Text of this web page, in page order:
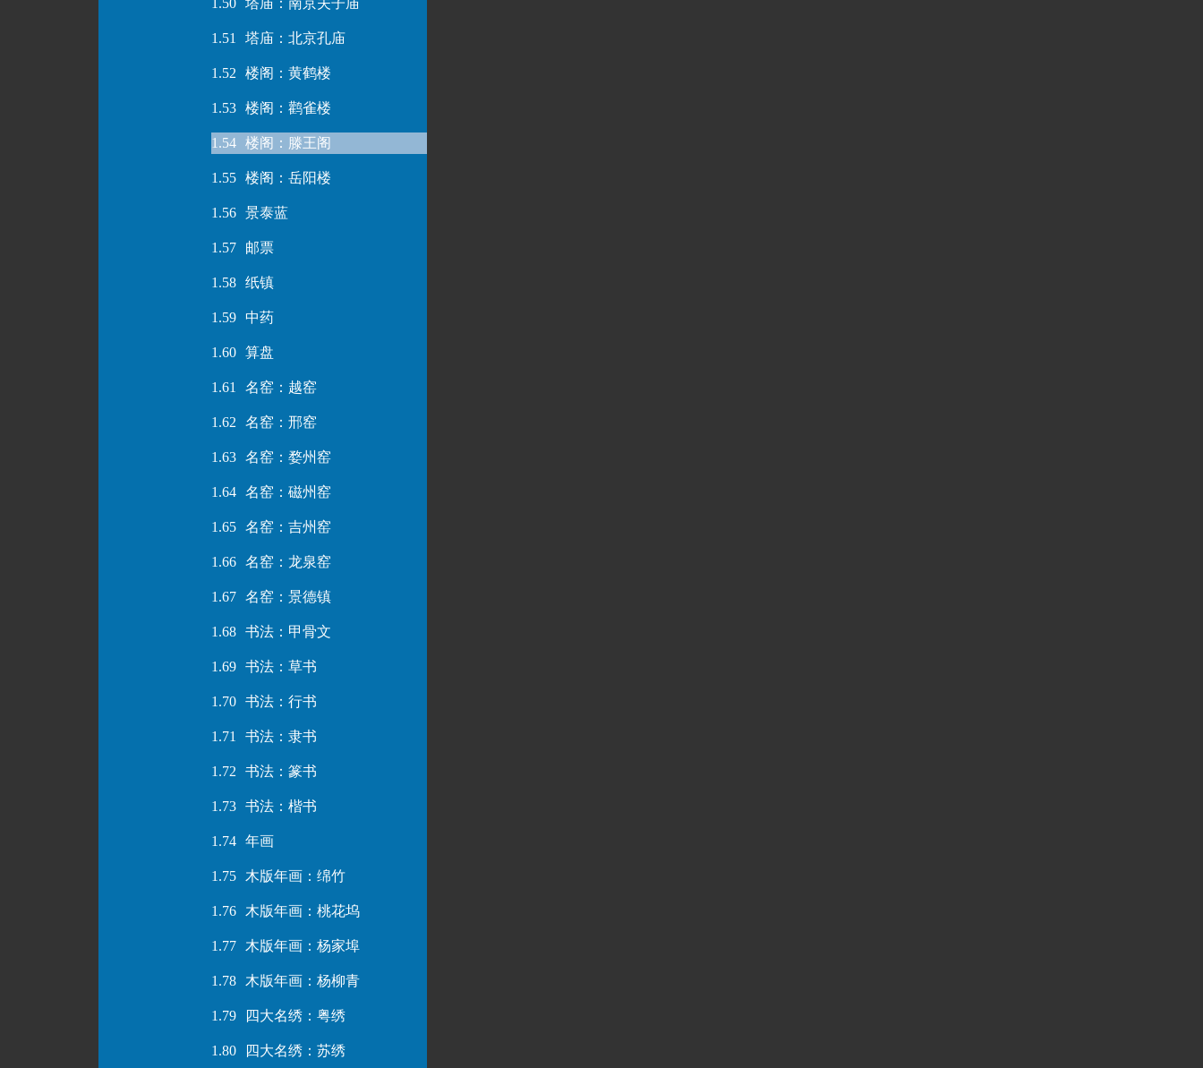
1.50 塔庙：南京夫子庙
1.51 塔庙：北京孔庙
1.52 楼阁：黄鹤楼
1.53 楼阁：鹳雀楼
1.54 楼阁：滕王阁
1.55 楼阁：岳阳楼
1.56 景泰蓝
1.57 邮票
1.58 纸镇
1.59 中药
1.60 算盘
1.61 名窑：越窑
1.62 名窑：邢窑
1.63 名窑：婺州窑
1.64 名窑：磁州窑
1.65 名窑：吉州窑
1.66 名窑：龙泉窑
1.67 名窑：景德镇
1.68 书法：甲骨文
1.69 书法：草书
1.70 书法：行书
1.71 书法：隶书
1.72 书法：篆书
1.73 书法：楷书
1.74 年画
1.75 木版年画：绵竹
1.76 木版年画：桃花坞
1.77 木版年画：杨家埠
1.78 木版年画：杨柳青
1.79 四大名绣：粤绣
1.80 四大名绣：苏绣